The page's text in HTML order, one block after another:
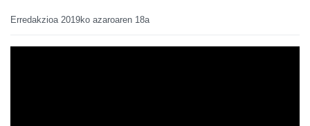
Erredakzioa 2019ko azaroaren 18a